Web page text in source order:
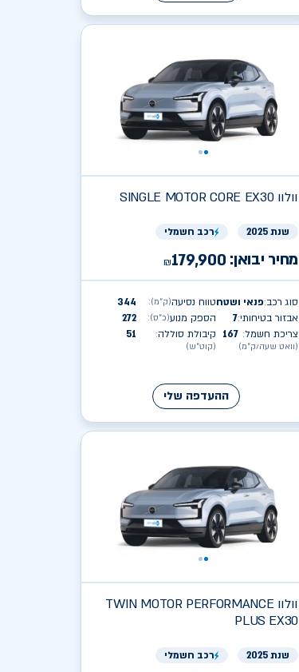
וולווSINGLE MOTOR CORE EX30
שנת 2025 רכב חשמלי
מחיר יבואן: ₪179,900
סוג רכב:פנאי ושטח
אבזור בטיחותי:
7
צריכת חשמל:
(וואט שעה/ק״מ)
167
טווח נסיעה(ק״מ):
344
הספק מנוע(כ״ס):
272
קיבולת סוללה:
(קוט״ש)
51
ההעדפה שלי
וולווTWIN MOTOR PERFORMANCE
PLUS EX30
שנת 2025 רכב חשמלי